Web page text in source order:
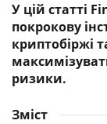
У цій статті
покрокову
криптобіржі
ризики.
Зміст